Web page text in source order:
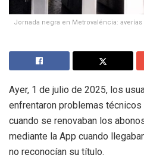
Jornada negra en Metrovaléncia:
Ayer, 1 de julio de 2025, los
enfrentaron problemas técnicos
cuando se renovaban los
mediante la App cuando
no reconocían su título.